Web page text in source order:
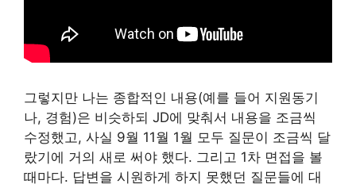
그렇지만 나는 종합적인 내용(예를 들어 지원동기
나, 경험)은 비슷하되 JD에 맞춰서 내용을 조금씩
수정했고, 사실 9월 11월 1월 모두 질문이 조금씩 달
랐기에 거의 새로 써야 했다. 그리고 1차 면접을 볼
때마다. 답변을 시원하게 하지 못했던 질문들에 대